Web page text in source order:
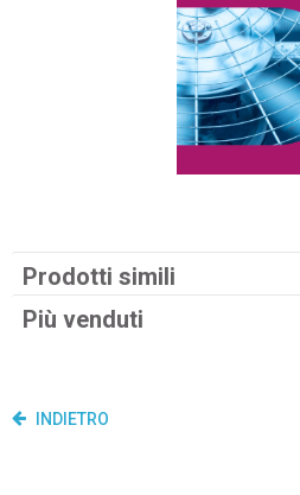
Prodotti simili
Più venduti
INDIETRO